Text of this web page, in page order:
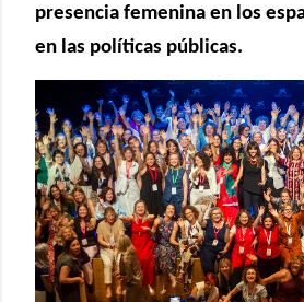
presencia femenina en los
en las políticas públicas.